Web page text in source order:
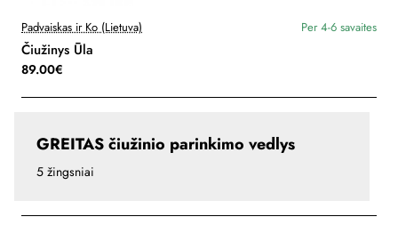
Padvaiskas ir Ko (Lietuva) Per 4-6 savaites
Čiužinys Ūla
89.00€
GREITAS čiužinio parinkimo vedlys
5 žingsniai